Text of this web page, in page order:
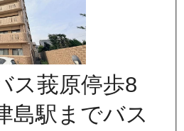
ス莪原停歩8
駅までバス